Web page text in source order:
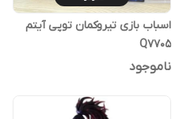
اسباب بازی تیروکمان توپی آیتم
Q7705
ناموجود